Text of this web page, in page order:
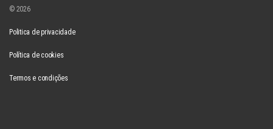
© 2026
Politica de privacidade
Política de cookies
Termos e condições